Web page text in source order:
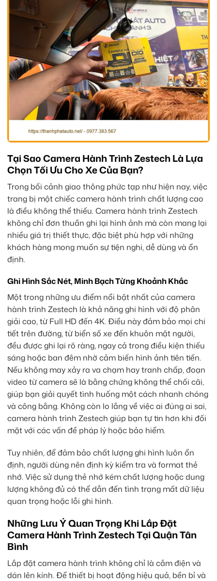
Tại Sao Camera Hành Trình Zestech Là Lựa
Chọn Tối Ưu Cho Xe Của Bạn?
Trong bối cảnh giao thông phức tạp như hiện nay, việc
trang bị một chiếc camera hành trình chất lượng cao
là điều không thể thiếu. Camera hành trình Zestech
không chỉ đơn thuần ghi lại hình ảnh mà còn mang lại
nhiều giá trị thiết thực, đặc biệt phù hợp với những
khách hàng mong muốn sự tiện nghi, dễ dùng và ổn
định.
Ghi Hình Sắc Nét, Minh Bạch Từng Khoảnh Khắc
Một trong những ưu điểm nổi bật nhất của camera
hành trình Zestech là khả năng ghi hình với độ phân
giải cao, từ Full HD đến 4K. Điều này đảm bảo mọi chi
tiết trên đường, từ biển số xe đến khuôn mặt người,
đều được ghi lại rõ ràng, ngay cả trong điều kiện thiếu
sáng hoặc ban đêm nhờ cảm biến hình ảnh tiên tiến.
Nếu không may xảy ra va chạm hay tranh chấp, đoạn
video từ camera sẽ là bằng chứng không thể chối cãi,
giúp bạn giải quyết tình huống một cách nhanh chóng
và công bằng. Không còn lo lắng về việc ai đúng ai sai,
camera hành trình Zestech giúp bạn tự tin hơn khi đối
mặt với các vấn đề pháp lý hoặc bảo hiểm.
Tuy nhiên, để đảm bảo chất lượng ghi hình luôn ổn
định, người dùng nên định kỳ kiểm tra và format thẻ
nhớ. Việc sử dụng thẻ nhớ kém chất lượng hoặc dung
lượng không đủ có thể dẫn đến tình trạng mất dữ liệu
quan trọng hoặc lỗi ghi hình.
Những Lưu Ý Quan Trọng Khi Lắp Đặt
Camera Hành Trình Zestech Tại Quận Tân
Bình
Lắp đặt camera hành trình không chỉ là cắm điện và
dán lên kính. Để thiết bị hoạt động hiệu quả, bền bỉ và